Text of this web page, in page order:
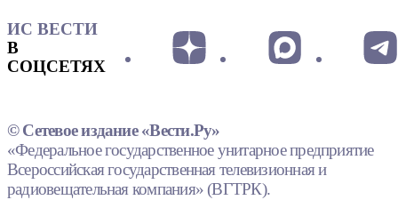
ИС ВЕСТИ
В
СОЦСЕТЯХ
© Сетевое издание «Вести.Ру»
«Федеральное государственное унитарное предприятие
Всероссийская государственная телевизионная и
радиовещательная компания» (ВГТРК).